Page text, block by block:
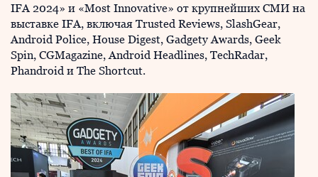
IFA 2024» и «Most Innovative» от крупнейших СМИ на
выставке IFA, включая Trusted Reviews, SlashGear,
Android Police, House Digest, Gadgety Awards, Geek
Spin, CGMagazine, Android Headlines, TechRadar,
Phandroid и The Shortcut.